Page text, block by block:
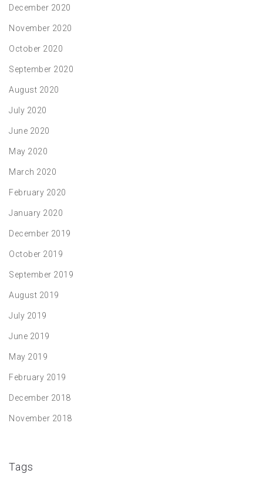
December 2020
November 2020
October 2020
September 2020
August 2020
July 2020
June 2020
May 2020
March 2020
February 2020
January 2020
December 2019
October 2019
September 2019
August 2019
July 2019
June 2019
May 2019
February 2019
December 2018
November 2018
Tags